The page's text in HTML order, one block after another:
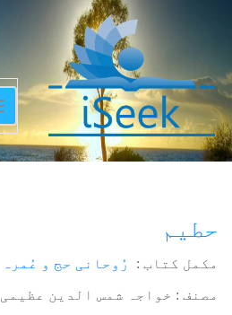
حطیم
مکمل کتاب : رُوحانی حج و عُمرہ
مصنف : خواجہ شمس الدین عظیمی